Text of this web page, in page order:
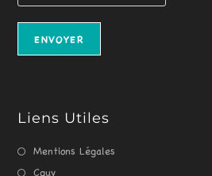
Liens Utiles
Mentions Légales
Cguv